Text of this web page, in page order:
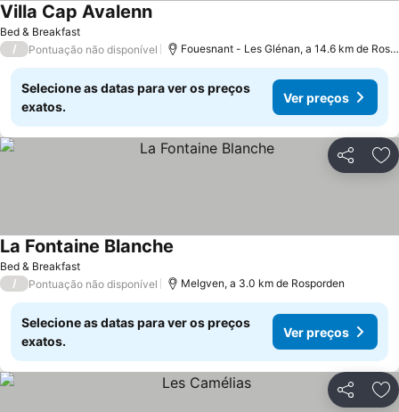
Bed & Breakfast
Villa Cap AvalennVer preços
/ Pontuação não disponível Fouesnant - Les Glénan, a 14.6 km de
Selecione as datas para ver os preços
exatos.
Ver preços
Partilhar
Bed & Breakfast
La Fontaine Blanche
/ Pontuação não disponível Melgven, a 3.0 km de Rosporden
Selecione as datas para ver os preços
exatos.
Ver preços
Partilhar